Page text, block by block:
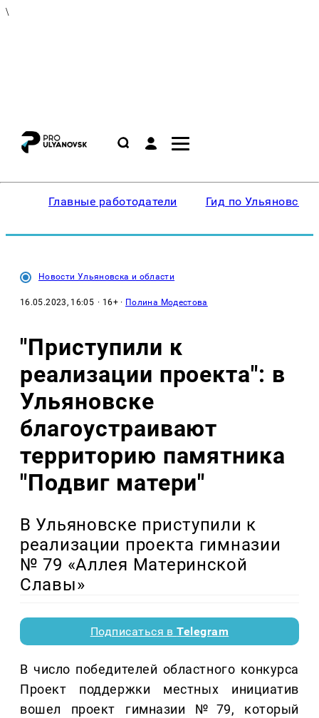
\
Главные работодатели Гид по Ульяновску
Новости Ульяновска и области
16.05.2023, 16:05 · 16+ · Полина Модестова
"Приступили к
реализации проекта": в
Ульяновске
благоустраивают
территорию памятника
"Подвиг матери"
В Ульяновске приступили к
реализации проекта гимназии
№ 79 «Аллея Материнской
Славы»
Подписаться вTelegram
В число победителей областного конкурса
Проект поддержки местных инициатив
вошел проект гимназии №79, который